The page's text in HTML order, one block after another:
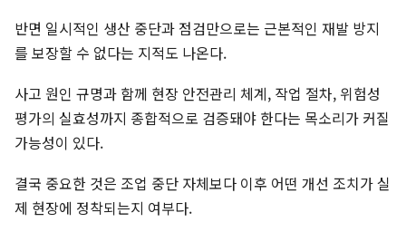
반면 일시적인 생산 중단과 점검만으로는 근본적인 재발 방지
를 보장할 수 없다는 지적도 나온다.
사고 원인 규명과 함께 현장 안전관리 체계, 작업 절차, 위험성
평가의 실효성까지 종합적으로 검증돼야 한다는 목소리가 커질
가능성이 있다.
결국 중요한 것은 조업 중단 자체보다 이후 어떤 개선 조치가 실
제 현장에 정착되는지 여부다.